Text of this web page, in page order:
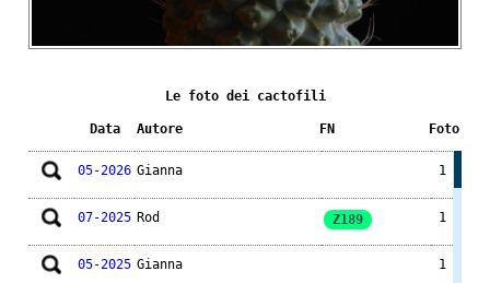
Le foto dei cactofili
Data Autore FN Foto
05-2026 Gianna 1
07-2025 Rod Z189 1
05-2025 Gianna 1